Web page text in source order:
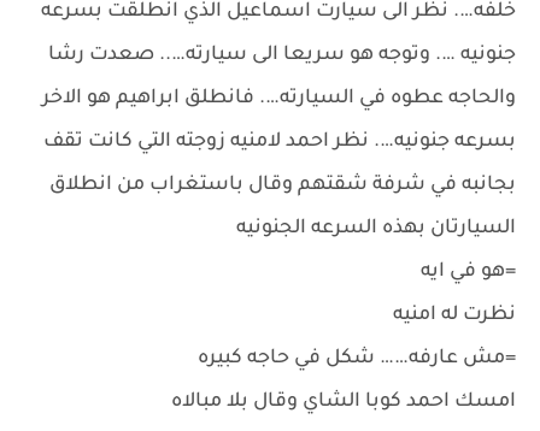
خلفه…. نظر الى سيارت اسماعيل الذي انطلقت بسرعه
جنونيه …. وتوجه هو سريعا الى سيارته….. صعدت رشا
والحاجه عطوه في السيارته…. فانطلق ابراهيم هو الاخر
بسرعه جنونيه…. نظر احمد لامنيه زوجته التي كانت تقف
بجانبه في شرفة شقتهم وقال باستغراب من انطلاق
السيارتان بهذه السرعه الجنونيه
=هو في ايه
نظرت له امنيه
=مش عارفه…… شكل في حاجه كبيره
امسك احمد كوبا الشاي وقال بلا مبالاه